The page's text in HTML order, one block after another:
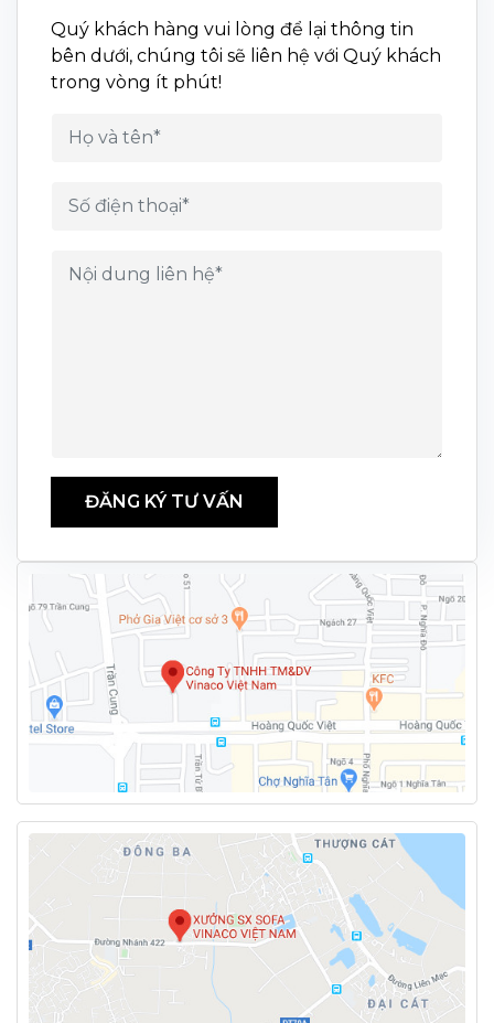
Quý khách hàng vui lòng để lại thông tin
bên dưới, chúng tôi sẽ liên hệ với Quý khách
trong vòng ít phút!
ĐĂNG KÝ TƯ VẤN